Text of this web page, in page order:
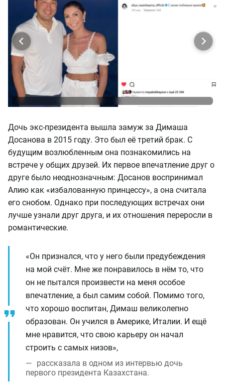
Дочь экс-президента вышла замуж за Димаша
Досанова в 2015 году. Это был её третий брак. С
будущим возлюбленным она познакомились на
встрече у общих друзей. Их первое впечатление друг о
друге было неоднозначным: Досанов воспринимал
Алию как «избалованную принцессу», а она считала
его снобом. Однако при последующих встречах они
лучше узнали друг друга, и их отношения переросли в
романтические.
«Он признался, что у него были предубеждения
на мой счёт. Мне же понравилось в нём то, что
он не пытался произвести на меня особое
впечатление, а был самим собой. Помимо того,
что хорошо воспитан, Димаш великолепно
образован. Он учился в Америке, Италии. И ещё
мне нравится, что свою карьеру он начал
строить с самых низов»,
рассказала в одном из интервью дочь
первого президента Казахстана.